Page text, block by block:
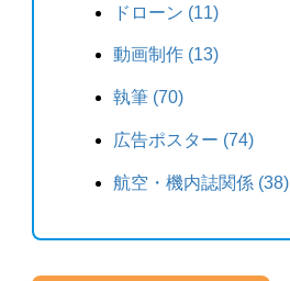
ドローン (11)
動画制作 (13)
執筆 (70)
広告ポスター (74)
航空・機内誌関係 (38)